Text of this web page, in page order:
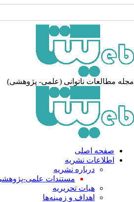
مطالعات ناتوانی (علمی- پژوهشی)
صفحه اصلی
اطلاعات نشریه
درباره نشریه
مستندات علمی-پژوهشی
هیات تحریریه
اهداف و زمینه‌ها